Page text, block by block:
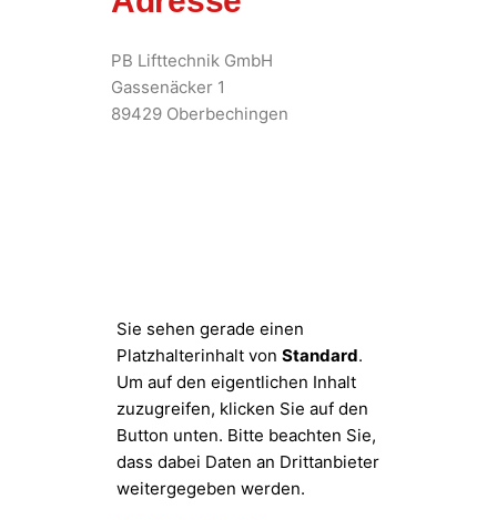
PB Lifttechnik GmbH
Gassenäcker 1
89429 Oberbechingen
Sie sehen gerade einen
Platzhalterinhalt von Standard.
Um auf den eigentlichen Inhalt
zuzugreifen, klicken Sie auf den
Button unten. Bitte beachten Sie,
dass dabei Daten an Drittanbieter
weitergegeben werden.